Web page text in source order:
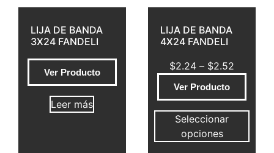
LIJA DE BANDA
3X24 FANDELI
Ver Producto
Leer más
LIJA DE BANDA
4X24 FANDELI
$2.24 – $2.52
Ver Producto
Seleccionar
opciones